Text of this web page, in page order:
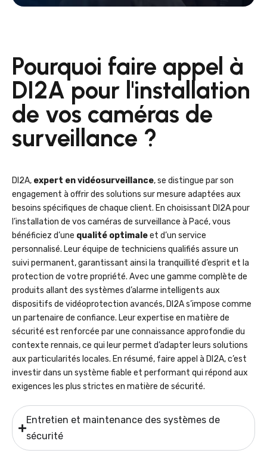
Pourquoi faire appel à
DI2A pour l'installation
de vos caméras de
surveillance ?
DI2A, expert en vidéosurveillance, se distingue par son
engagement à offrir des solutions sur mesure adaptées aux
besoins spécifiques de chaque client. En choisissant DI2A pour
l’installation de vos caméras de surveillance à Pacé, vous
bénéficiez d’une qualité optimaleet d’un service
personnalisé. Leur équipe de techniciens qualifiés assure un
suivi permanent, garantissant ainsi la tranquillité d’esprit et la
protection de votre propriété. Avec une gamme complète de
produits allant des systèmes d’alarme intelligents aux
dispositifs de vidéoprotection avancés, DI2A s’impose comme
un partenaire de confiance. Leur expertise en matière de
sécurité est renforcée par une connaissance approfondie du
contexte rennais, ce qui leur permet d’adapter leurs solutions
aux particularités locales. En résumé, faire appel à DI2A, c’est
investir dans un système fiable et performant qui répond aux
exigences les plus strictes en matière de sécurité.
Entretien et maintenance des systèmes de
sécurité